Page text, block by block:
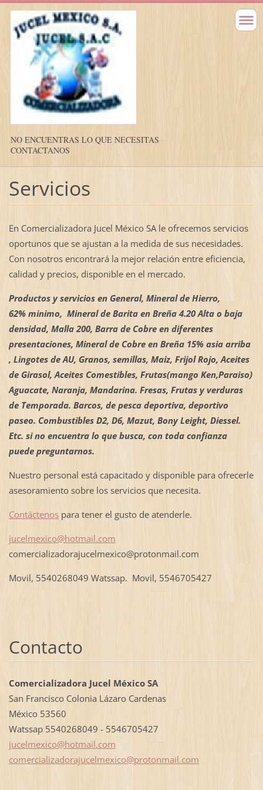
NO ENCUENTRAS LO QUE NECESITAS
CONTACTANOS
Servicios
En Comercializadora Jucel México SA le ofrecemos servicios
oportunos que se ajustan a la medida de sus necesidades.
Con nosotros encontrará la mejor relación entre eficiencia,
calidad y precios, disponible en el mercado.
Productos y servicios en General, Mineral de Hierro,
62% minimo, Mineral de Barita en Breña 4.20 Alta o baja
densidad, Malla 200, Barra de Cobre en diferentes
presentaciones, Mineral de Cobre en Breña 15% asia arriba
, Lingotes de AU, Granos, semillas, Maiz, Frijol Rojo, Aceites
de Girasol, Aceites Comestibles, Frutas(mango Ken,Paraiso)
Aguacate, Naranja, Mandarina. Fresas, Frutas y verduras
de Temporada. Barcos, de pesca deportiva, deportivo
paseo. Combustibles D2, D6, Mazut, Bony Leight, Diessel.
Etc. si no encuentra lo que busca, con toda confianza
puede preguntarnos.
Nuestro personal está capacitado y disponible para ofrecerle
asesoramiento sobre los servicios que necesita.
Contáctenospara tener el gusto de atenderle.
jucelmexico@hotmail.com
comercializadorajucelmexico@protonmail.com
Movil, 5540268049 Watssap. Movil, 5546705427
Contacto
Comercializadora Jucel México SA
San Francisco Colonia Lázaro Cardenas
México 53560
Watssap 5540268049 - 5546705427
jucelmexico@hotmail.com
comercializadorajucelmexico@protonmail.com